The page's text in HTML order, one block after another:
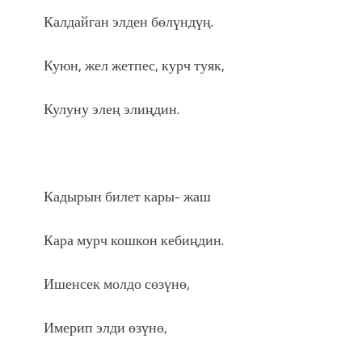
Калдайган элден бөлүндүң.
Куюн, жел жетпес, курч туяк,
Кулуну элең элиңдин.
Кадырын билет кары- жаш
Кара мурч кошкон кебиңдин.
Ишенсек молдо сөзүнө,
Имерип элди өзүнө,